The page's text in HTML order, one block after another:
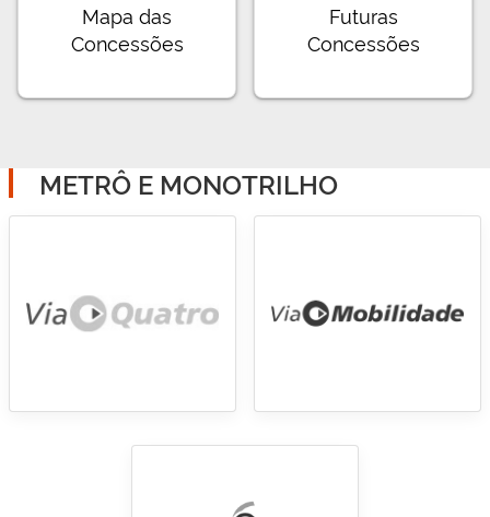
Mapa das
Concessões
Futuras
Concessões
METRÔ E MONOTRILHO